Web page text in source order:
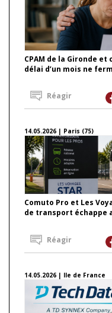
CPAM de la Gironde
délai d’un mois ne
Réagir
14.05.2026 | Paris (75)
Comuto Pro et Les
de transport échappe
Réagir
14.05.2026 | Ile de France